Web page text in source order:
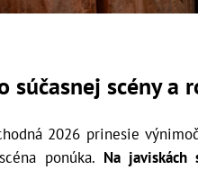
súčasnej scény a
2026 prinesie
ponúka. Na javiskách